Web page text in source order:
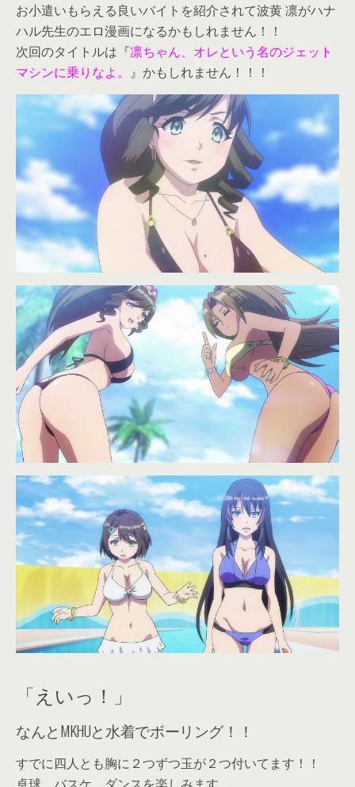
お小遣いもらえる良いバイトを紹介されて波黄 凛がハナ
ハル先生のエロ漫画になるかもしれません！！
次回のタイトルは『凛ちゃん、オレという名のジェット
マシンに乗りなよ。 』かもしれません！！！
「えいっ！」
なんとMKHUと水着でボーリング！！
すでに四人とも胸に２つずつ玉が２つ付いてます！！